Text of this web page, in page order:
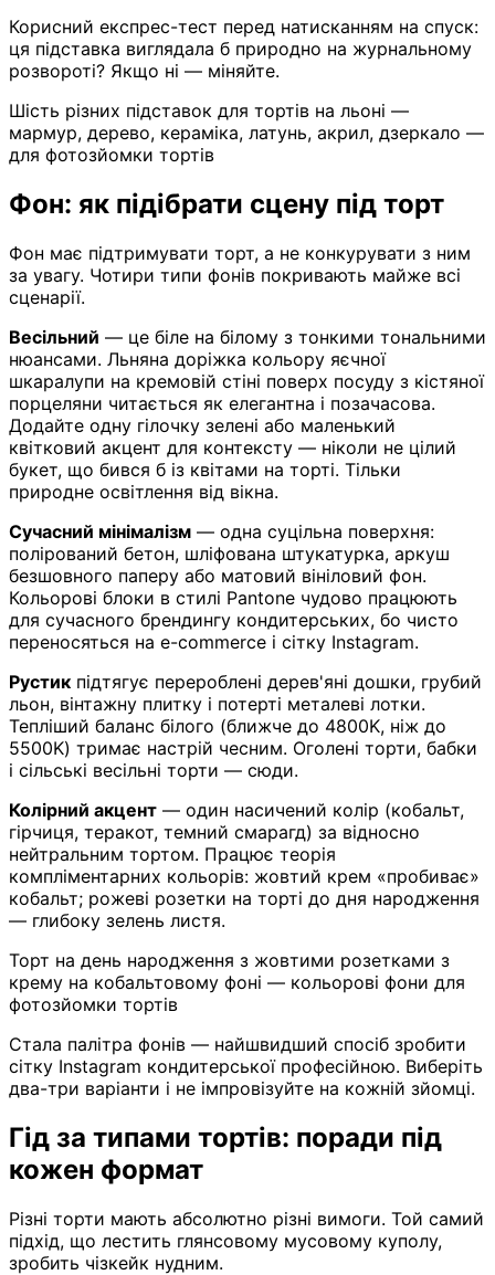
Корисний експрес-тест перед натисканням на спуск:
ця підставка виглядала б природно на журнальному
розвороті? Якщо ні — міняйте.
Шість різних підставок для тортів на льоні —
мармур, дерево, кераміка, латунь, акрил, дзеркало —
для фотозйомки тортів
Фон: як підібрати сцену під торт
Фон має підтримувати торт, а не конкурувати з ним
за увагу. Чотири типи фонів покривають майже всі
сценарії.
Весільний — це біле на білому з тонкими тональними
нюансами. Льняна доріжка кольору яєчної
шкаралупи на кремовій стіні поверх посуду з кістяної
порцеляни читається як елегантна і позачасова.
Додайте одну гілочку зелені або маленький
квітковий акцент для контексту — ніколи не цілий
букет, що бився б із квітами на торті. Тільки
природне освітлення від вікна.
Сучасний мінімалізм — одна суцільна поверхня:
полірований бетон, шліфована штукатурка, аркуш
безшовного паперу або матовий вініловий фон.
Кольорові блоки в стилі Pantone чудово працюють
для сучасного брендингу кондитерських, бо чисто
переносяться на e-commerce і сітку Instagram.
Рустик підтягує перероблені дерев'яні дошки, грубий
льон, вінтажну плитку і потерті металеві лотки.
Тепліший баланс білого (ближче до 4800K, ніж до
5500K) тримає настрій чесним. Оголені торти, бабки
і сільські весільні торти — сюди.
Колірний акцент — один насичений колір (кобальт,
гірчиця, теракот, темний смарагд) за відносно
нейтральним тортом. Працює теорія
компліментарних кольорів: жовтий крем «пробиває»
кобальт; рожеві розетки на торті до дня народження
— глибоку зелень листя.
Торт на день народження з жовтими розетками з
крему на кобальтовому фоні — кольорові фони для
фотозйомки тортів
Стала палітра фонів — найшвидший спосіб зробити
сітку Instagram кондитерської професійною. Виберіть
два-три варіанти і не імпровізуйте на кожній зйомці.
Гід за типами тортів: поради під
кожен формат
Різні торти мають абсолютно різні вимоги. Той самий
підхід, що лестить глянсовому мусовому куполу,
зробить чізкейк нудним.